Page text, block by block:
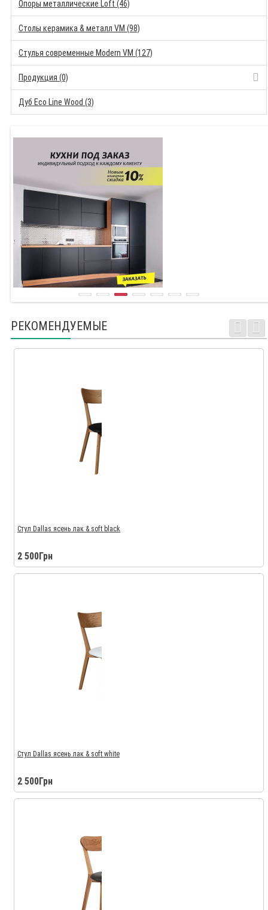
Опоры металлические Loft (46)
Столы керамика & металл VM (98)
Стулья современные Modern VM (127)
Продукция (0)
Дуб Eco Line Wood (3)
РЕКОМЕНДУЕМЫЕ
Стул Dallas ясень лак & soft black
2 500Грн
Стул Dallas ясень лак & soft white
2 500Грн